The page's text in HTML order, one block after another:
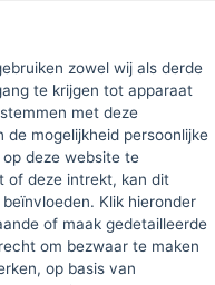
zowel wij als derde
te krijgen tot apparaat
met deze
mogelijkheid persoonlijke
deze website te
of deze intrekt, kan dit
Klik hieronder
of maak gedetailleerde
om bezwaar te maken
op basis van